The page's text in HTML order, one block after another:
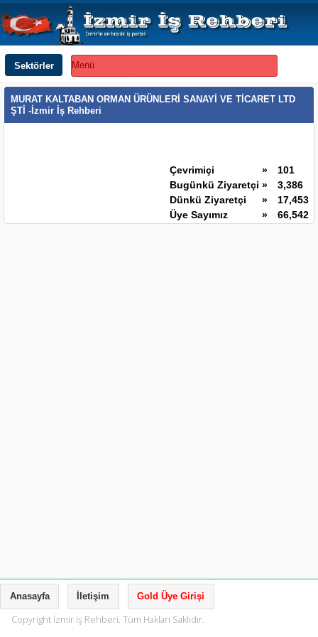
Sektörler Menü
MURAT KALTABAN ORMAN ÜRÜNLERİ SANAYİ VE TİCARET LTD
ŞTİ -İzmir İş Rehberi
Çevrimiçi »
101
Bugünkü Ziyaretçi »
3,386
Dünkü Ziyaretçi
»
17,453
Üye Sayımız
» 66,542
Anasayfa İletişim Gold Üye Girişi
Copyright İzmir İş Rehberi. Tüm Hakları Saklıdır.